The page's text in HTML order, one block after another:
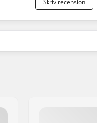
Skriv recension